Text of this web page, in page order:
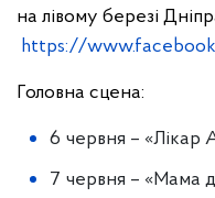
на лівому березі
https://
Головна сцена:
6 червня – «Лікар
7 червня – «Мама